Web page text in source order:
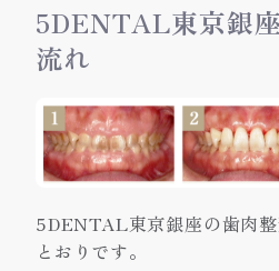
5DENTAL東京銀
流れ
5DENTAL東京銀座の歯肉
とおりです。